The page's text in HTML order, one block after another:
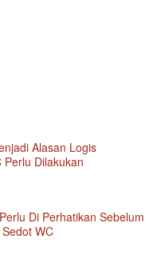
Alasan Logis
Perlu Dilakukan
Di Perhatikan Sebelum
WC